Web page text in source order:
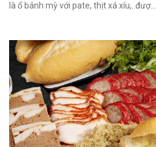
là ổ bánh mỳ với pate, thịt xá xíu,..đượ...